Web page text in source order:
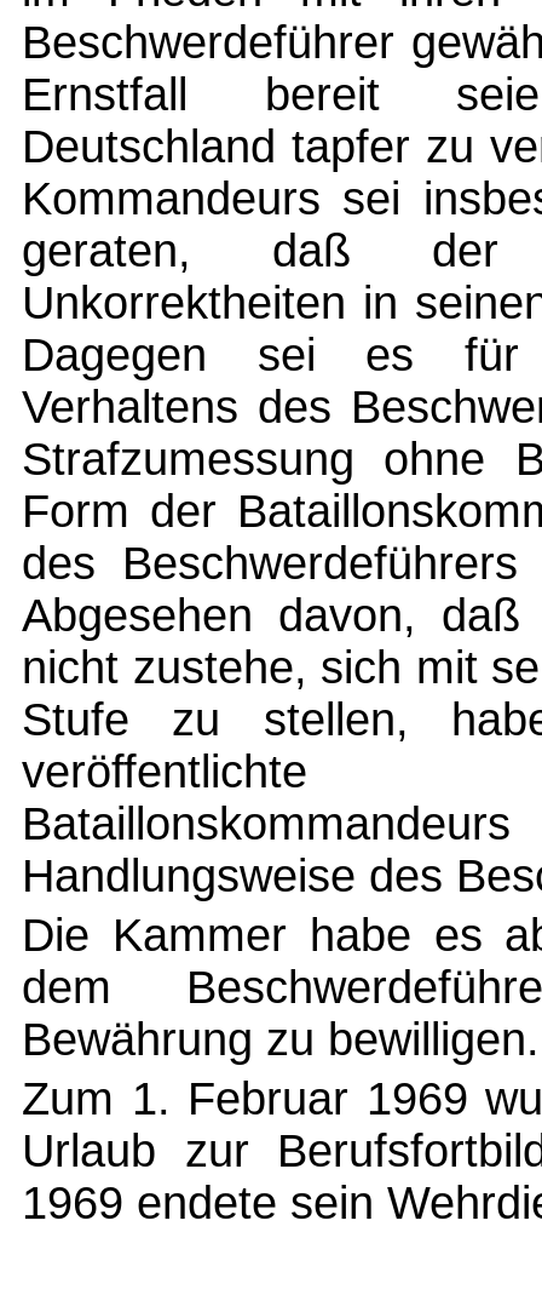
Beschwerdeführer
Ernstfall bereit
Deutschland tapfer zu
Kommandeurs sei
geraten, daß der
Unkorrektheiten in
Dagegen sei es für
Verhaltens des
Strafzumessung ohne
Form der
des
Abgesehen davon,
nicht zustehe, sich mit
Stufe zu stellen,
veröffentlichte
Handlungsweise des
Die Kammer habe es
dem
Bewährung zu bewilligen.
Zum 1. Februar 1969
Urlaub zur
1969 endete sein